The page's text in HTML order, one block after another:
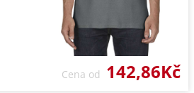
Cena od 142,86Kč